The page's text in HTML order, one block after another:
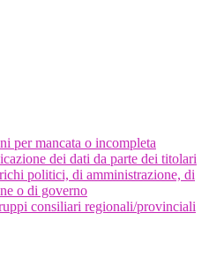
per mancata o incompleta
dei dati da parte dei titolari
politici, di amministrazione, di
o di governo
consiliari regionali/provinciali